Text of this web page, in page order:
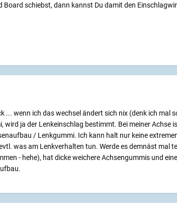
Board schiebst, dann kannst Du damit den
... wenn ich das wechsel ändert sich nix (denk ich mal
wird ja der Lenkeinschlag bestimmt. Bei meiner
/ Lenkgummi. Ich kann halt nur keine
was am Lenkverhalten tun. Werde es demnäst mal
- hehe), hat dicke weichere Achsengummis und